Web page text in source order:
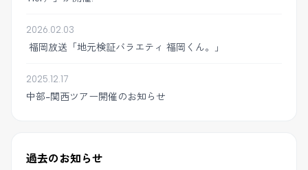
2026.02.03
福岡放送「地元検証バラエティ 福岡くん。」
2025.12.17
中部-関西ツアー開催のお知らせ
過去のお知らせ